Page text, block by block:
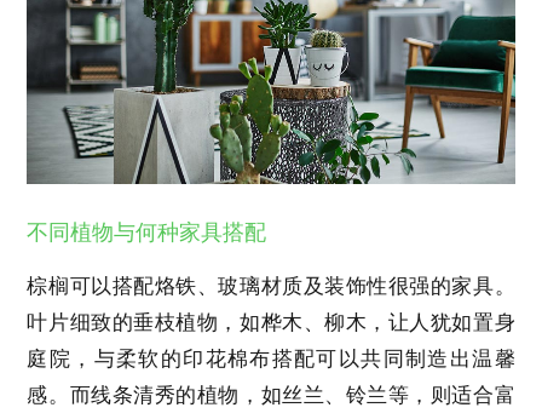
不同植物与何种家具搭配
棕榈可以搭配烙铁、玻璃材质及装饰性很强的家具。
叶片细致的垂枝植物，如桦木、柳木，让人犹如置身
庭院，与柔软的印花棉布搭配可以共同制造出温馨
感。而线条清秀的植物，如丝兰、铃兰等，则适合富